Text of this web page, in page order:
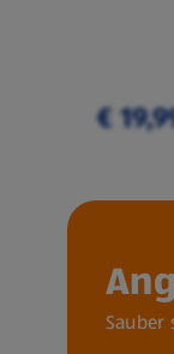
€
Sauber